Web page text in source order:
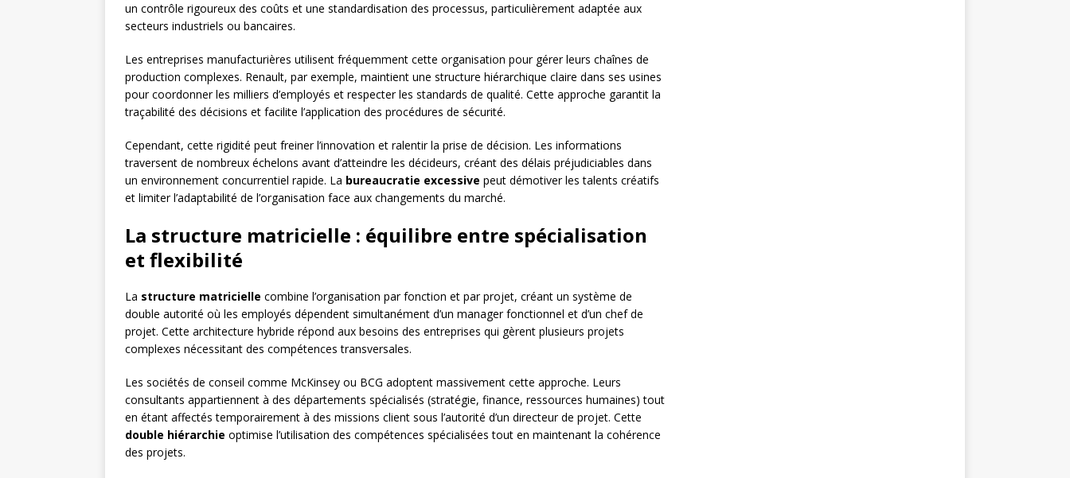
un contrôle rigoureux des coûts et une standardisation des processus, particulièrement adaptée aux
secteurs industriels ou bancaires.
Les entreprises manufacturières utilisent fréquemment cette organisation pour gérer leurs chaînes de
production complexes. Renault, par exemple, maintient une structure hiérarchique claire dans ses usines
pour coordonner les milliers d’employés et respecter les standards de qualité. Cette approche garantit la
traçabilité des décisions et facilite l’application des procédures de sécurité.
Cependant, cette rigidité peut freiner l’innovation et ralentir la prise de décision. Les informations
traversent de nombreux échelons avant d’atteindre les décideurs, créant des délais préjudiciables dans
un environnement concurrentiel rapide. La bureaucratie excessive peut démotiver les talents créatifs
et limiter l’adaptabilité de l’organisation face aux changements du marché.
La structure matricielle : équilibre entre spécialisation
et flexibilité
La structure matricielle combine l’organisation par fonction et par projet, créant un système de
double autorité où les employés dépendent simultanément d’un manager fonctionnel et d’un chef de
projet. Cette architecture hybride répond aux besoins des entreprises qui gèrent plusieurs projets
complexes nécessitant des compétences transversales.
Les sociétés de conseil comme McKinsey ou BCG adoptent massivement cette approche. Leurs
consultants appartiennent à des départements spécialisés (stratégie, finance, ressources humaines) tout
en étant affectés temporairement à des missions client sous l’autorité d’un directeur de projet. Cette
double hiérarchie optimise l’utilisation des compétences spécialisées tout en maintenant la cohérence
des projets.